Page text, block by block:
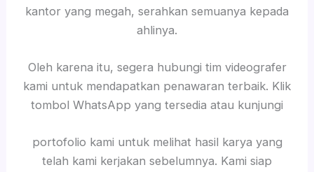
kantor yang megah, serahkan semuanya kepada
ahlinya.
Oleh karena itu, segera hubungi tim videografer
kami untuk mendapatkan penawaran terbaik. Klik
tombol WhatsApp yang tersedia atau kunjungi
portofolio kami untuk melihat hasil karya yang
telah kami kerjakan sebelumnya. Kami siap